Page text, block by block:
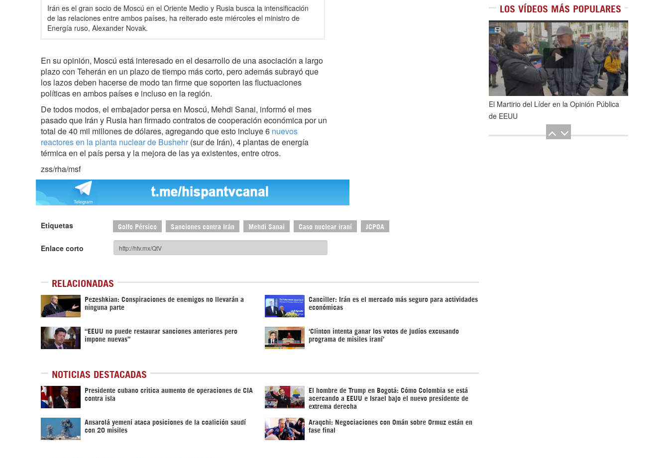
Irán es el gran socio de Moscú en el Oriente Medio y Rusia busca la intensificación
de las relaciones entre ambos países, ha reiterado este miércoles el ministro de
Energía ruso, Alexander Novak.
En su opinión, Moscú está interesado en el desarrollo de una asociación a largo
plazo con Teherán en un plazo de tiempo más corto, pero además subrayó que
los lazos deben hacerse de modo tan firme que soporten las fluctuaciones
políticas en ambos países e incluso en la región.
De todos modos, el embajador persa en Moscú, Mehdi Sanai, informó el mes
pasado que Irán y Rusia han firmado contratos de cooperación económica por un
total de 40 mil millones de dólares, agregando que esto incluye 6 nuevos
reactores en la planta nuclear de Bushehr (sur de Irán), 4 plantas de energía
térmica en el país persa y la mejora de las ya existentes, entre otros.
zss/rha/msf
Etiquetas Golfo Pérsico Sanciones contra Irán Mehdi Sanai Caso nuclear iraní JCPOA
Enlace corto
RELACIONADAS
Pezeshkian: Conspiraciones de enemigos no llevarán a
ninguna parte
Canciller: Irán es el mercado más seguro para actividades
económicas
“EEUU no puede restaurar sanciones anteriores pero
impone nuevas”
‘Clinton intenta ganar los votos de judíos excusando
programa de misiles iraní’
NOTICIAS DESTACADAS
Presidente cubano critica aumento de operaciones de CIA
contra isla
El hombre de Trump en Bogotá: Cómo Colombia se está
acercando a EEUU e Israel bajo el nuevo presidente de
extrema derecha
Ansarolá yemení ataca posiciones de la coalición saudí
con 20 misiles
Araqchi: Negociaciones con Omán sobre Ormuz están en
fase final
LOS VÍDEOS MÁS POPULARES
1de5
El Martirio del Líder en la Opinión Pública
de EEUU